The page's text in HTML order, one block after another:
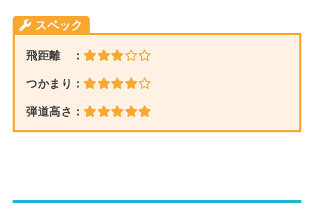
スペック
飛距離 ：
つかまり：
弾道高さ：